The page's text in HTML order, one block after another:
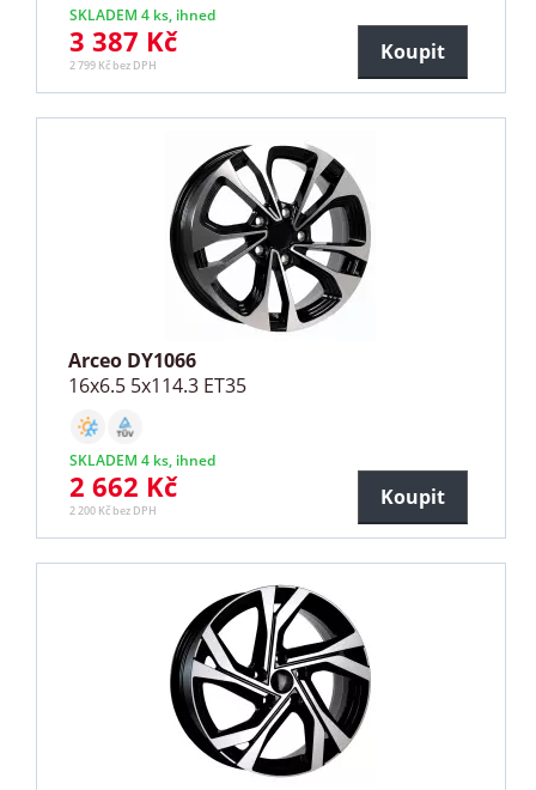
SKLADEM 4 ks, ihned
3 387 Kč
2 799 Kč bez DPH
Koupit
Arceo DY1066
16x6.5 5x114.3 ET35
SKLADEM 4 ks, ihned
2 662 Kč
2 200 Kč bez DPH
Koupit